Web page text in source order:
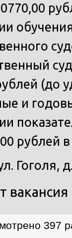
(до
и
рублей
Гоголя,
397